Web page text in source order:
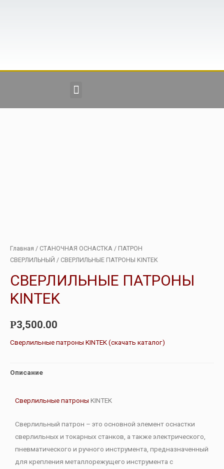
Главная / СТАНОЧНАЯ ОСНАСТКА / ПАТРОН
СВЕРЛИЛЬНЫЙ / СВЕРЛИЛЬНЫЕ ПАТРОНЫ KINTEK
СВЕРЛИЛЬНЫЕ ПАТРОНЫ
KINTEK
Р3,500.00
Сверлильные патроны KINTEK (скачать каталог)
Описание
Сверлильные патроны KINTEK
Сверлильный патрон – это основной элемент оснастки
сверлильных и токарных станков, а также электрического,
пневматического и ручного инструмента, предназначенный
для крепления металлорежущего инструмента с